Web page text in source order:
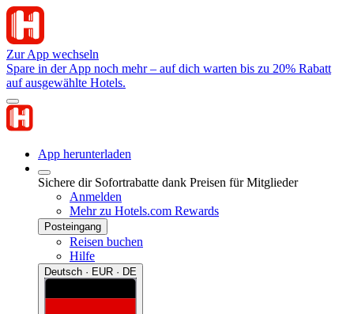
Zur App wechseln
Spare in der App noch mehr – auf dich warten bis zu 20% Rabatt
auf ausgewählte Hotels.
App herunterladen
Sichere dir Sofortrabatte dank Preisen für Mitglieder
Anmelden
Mehr zu Hotels.com Rewards
Posteingang
Reisen buchen
Hilfe
Deutsch · EUR · DE